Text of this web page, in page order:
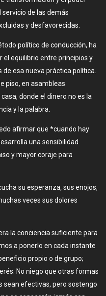
de las demás
y desfavorecidas.
político de conducción, ha
el equilibrio entre principios y
esa nueva práctica política.
piso, en asambleas
donde el dinero no es la
y la palabra.
afirmar que *cuando hay
una sensibilidad
y mayor coraje para
su esperanza, sus enojos,
veces sus dolores
la conciencia suficiente para
a ponerlo en cada instante
propio o de grupo;
No niego que otras formas
sean efectivas, pero sostengo